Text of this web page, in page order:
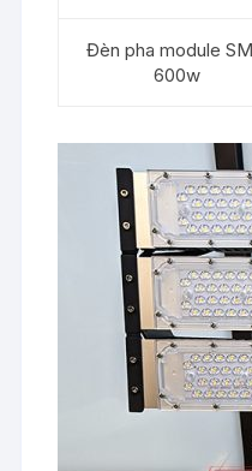
Đèn pha module
600w